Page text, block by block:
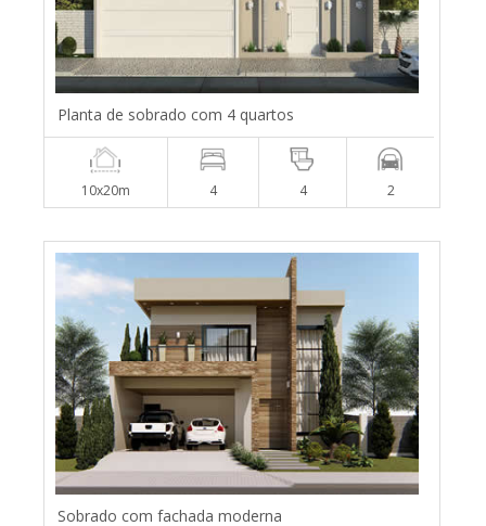
Planta de sobrado com 4 quartos
10x20m 4 4 2
Sobrado com fachada moderna